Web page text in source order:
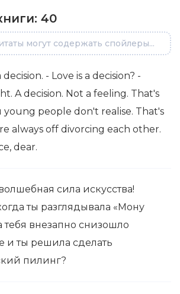
40
могут содержать спойлеры...
decision. - Love is a decision? -
A decision. Not a feeling. That's
young people don't realise. That's
always off divorcing each other.
dear.
сила искусства!
ты разглядывала «Мону
тебя внезапно снизошло
и ты решила сделать
пилинг?